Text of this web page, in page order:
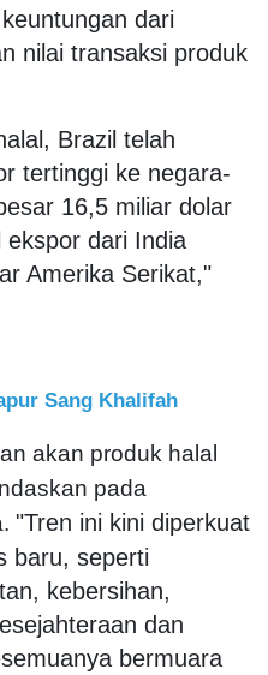
dari
nilai transaksi produk
Brazil telah
tertinggi ke negara-
16,5 miliar dolar
ekspor dari India
Amerika Serikat,"
Sang Khalifah
akan produk halal
pada
"Tren ini kini diperkuat
baru, seperti
kebersihan,
dan
bermuara